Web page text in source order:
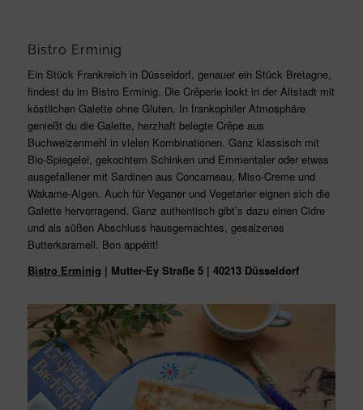
Bistro Erminig
Ein Stück Frankreich in Düsseldorf, genauer ein Stück Bretagne,
findest du im Bistro Erminig. Die Crêperie lockt in der Altstadt mit
köstlichen Galette ohne Gluten. In frankophiler Atmosphäre
genießt du die Galette, herzhaft belegte Crêpe aus
Buchweizenmehl in vielen Kombinationen. Ganz klassisch mit
Bio-Spiegelei, gekochtem Schinken und Emmentaler oder etwas
ausgefallener mit Sardinen aus Concarneau, Miso-Creme und
Wakame-Algen. Auch für Veganer und Vegetarier eignen sich die
Galette hervorragend. Ganz authentisch gibt’s dazu einen Cidre
und als süßen Abschluss hausgemachtes, gesalzenes
Butterkaramell. Bon appétit!
Bistro Erminig | Mutter-Ey Straße 5 | 40213 Düsseldorf